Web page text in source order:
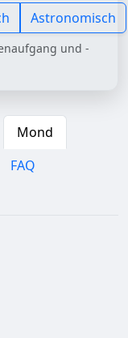
Astronomisch
und -
Mond
FAQ